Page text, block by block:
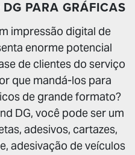
PARA GRÁFICAS
impressão digital de
enorme potencial
de clientes do serviço
que mandá-los para
de grande formato?
DG, você pode ser um
adesivos, cartazes,
adesivação de veículos